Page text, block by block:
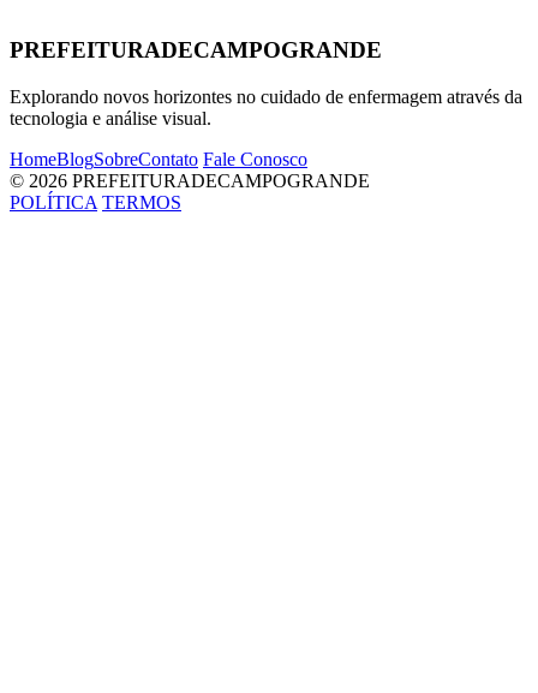
PREFEITURADECAMPOGRANDE
Explorando novos horizontes no cuidado de enfermagem através da
tecnologia e análise visual.
HomeBlogSobreContato Fale Conosco
© 2026 PREFEITURADECAMPOGRANDE
POLÍTICA TERMOS